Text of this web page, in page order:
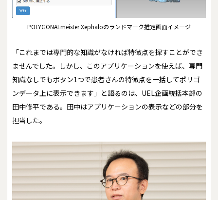
POLYGONALmeister Xephaloのランドマーク推定画面イメージ
「これまでは専門的な知識がなければ特徴点を探すことができ
ませんでした。しかし、このアプリケーションを使えば、専門
知識なしでもボタン1つで患者さんの特徴点を一括してポリゴ
ンデータ上に表示できます」と語るのは、UEL企画統括本部の
田中修平である。田中はアプリケーションの表示などの部分を
担当した。